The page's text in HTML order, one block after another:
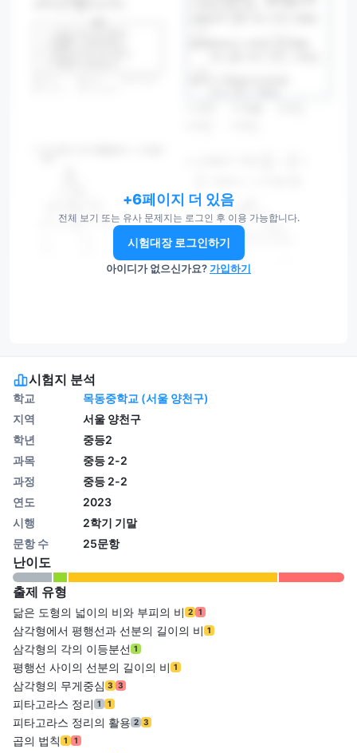
+6페이지 더 있음
전체 보기 또는 유사 문제지는 로그인 후 이용 가능합니다.
시험대장 로그인하기
아이디가 없으신가요?가입하기
시험지 분석
학교
목동중학교 (서울 양천구)
지역
서울 양천구
학년
중등2
과목
중등 2-2
과정
중등 2-2
연도
2023
시행
2학기 기말
문항 수
25문항
난이도
출제 유형
닮은 도형의 넓이의 비와 부피의 비 2 1
삼각형에서 평행선과 선분의 길이의 비 1
삼각형의 각의 이등분선 1
평행선 사이의 선분의 길이의 비 1
삼각형의 무게중심 3 3
피타고라스 정리 1 1
피타고라스 정리의 활용 2 3
곱의 법칙 1 1